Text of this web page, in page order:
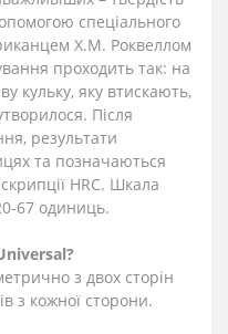
спеціального
Х.М. Роквеллом
проходить так: на
кульку, яку втискають,
Після
результати
та позначаються
HRC. Шкала
67 одиниць.
з двох сторін
з кожної сторони.